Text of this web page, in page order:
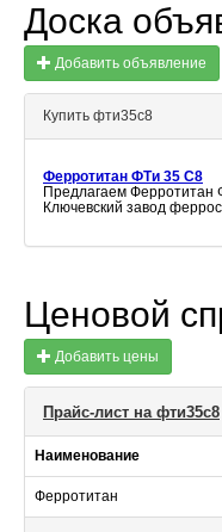
Доска
Добавить объявление
Купить фти35с8
Ферротитан ФТи 35 С8
Предлагаем Ферротитан
Ключевский завод
Ценовой
Добавить цены
Прайс-лист на фти35с8
Наименование
Ферротитан